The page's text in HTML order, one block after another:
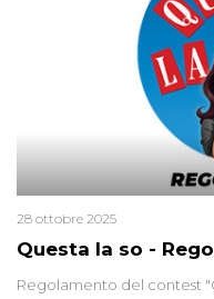
Questa la so -
28 ottobre 2025
Regolamento del contest